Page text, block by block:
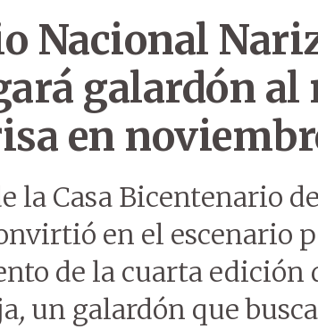
Nacional
galardón
en
la Casa Bicentenario
en el escenario
de la cuarta edición
, un galardón que